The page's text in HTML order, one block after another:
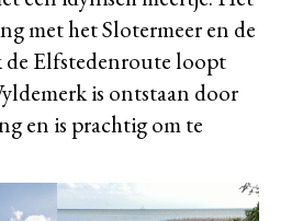
met het Slotermeer en de
de Elfstedenroute loopt
is ontstaan door
en is prachtig om te